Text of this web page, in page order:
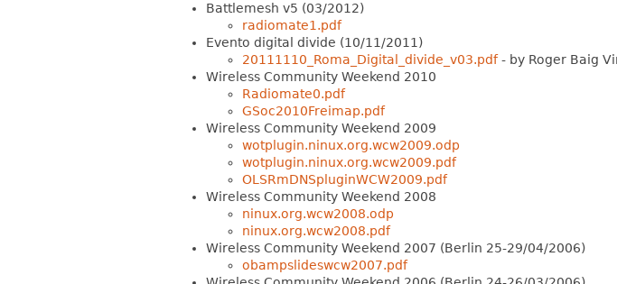
Battlemesh v5 (03/2012)
radiomate1.pdf
Evento digital divide (10/11/2011)
20111110_Roma_Digital_divide_v03.pdf- by Roger Baig
Wireless Community Weekend 2010
Radiomate0.pdf
GSoc2010Freimap.pdf
Wireless Community Weekend 2009
wotplugin.ninux.org.wcw2009.odp
wotplugin.ninux.org.wcw2009.pdf
OLSRmDNSpluginWCW2009.pdf
Wireless Community Weekend 2008
ninux.org.wcw2008.odp
ninux.org.wcw2008.pdf
Wireless Community Weekend 2007 (Berlin 25-29/04/2006)
obampslideswcw2007.pdf